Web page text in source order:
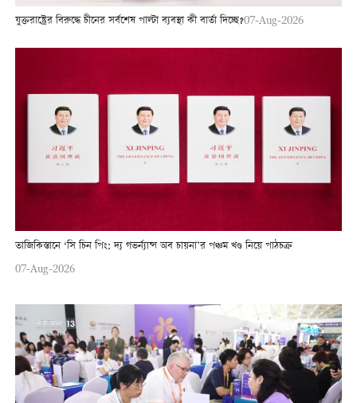
যুক্তরাষ্ট্রের বিরুদ্ধে চীনের সর্বশেষ পাল্টা ব্যবস্থা কী বার্তা দিচ্ছে?07-Aug-2026
তাজিকিস্তানে ‘সি চিন পিং: দ্য গভর্ন্যান্স অব চায়না’র পঞ্চম খণ্ড নিয়ে পাঠচক্র
07-Aug-2026